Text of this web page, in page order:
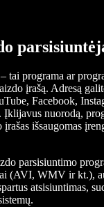
tai programa ar
įrašą. Adresą
Facebook,
nuorodą,
įrašas išsaugomas
parsisiuntimo
(AVI, WMV ir kt.),
atsisiuntimas,